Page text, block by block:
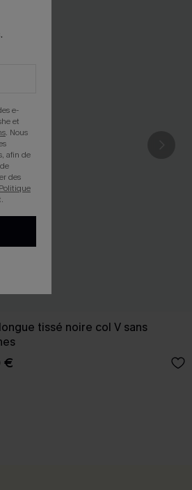
tissé noire col V sans
€
e-
et
. Nous
afin de
des
Politique